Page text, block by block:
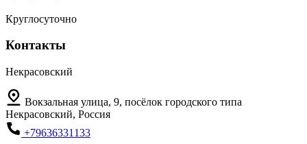
Круглосуточно
Контакты
Некрасовский
Вокзальная улица, 9, посёлок городского типа
Некрасовский, Россия
+79636331133